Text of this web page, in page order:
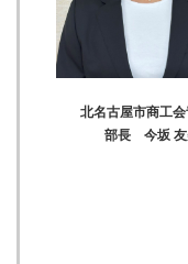
北名古屋市商工
部長 今坂 友